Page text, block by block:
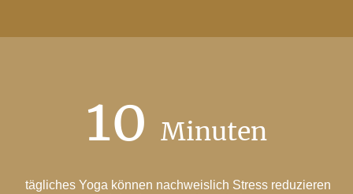
10 Minuten
tägliches Yoga können nachweislich Stress reduzieren